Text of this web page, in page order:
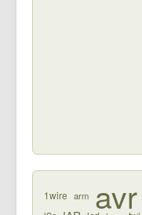
1wire arm avr